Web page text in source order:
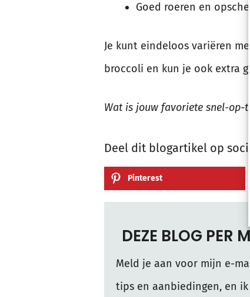
Goed roeren en
Je kunt eindeloos variëren
broccoli en kun je ook extra
Wat is jouw favoriete snel-op-
Deel dit blogartikel op
Pinterest
DEZE BLOG PER
Meld je aan voor mijn e-
tips en aanbiedingen, en